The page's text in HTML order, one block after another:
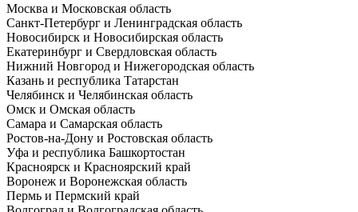
Москва и Московская область
Санкт-Петербург и Ленинградская область
Новосибирск и Новосибирская область
Екатеринбург и Свердловская область
Нижний Новгород и Нижегородская область
Казань и республика Татарстан
Челябинск и Челябинская область
Омск и Омская область
Самара и Самарская область
Ростов-на-Дону и Ростовская область
Уфа и республика Башкортостан
Красноярск и Красноярский край
Воронеж и Воронежская область
Пермь и Пермский край